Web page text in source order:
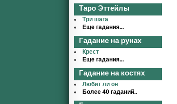
Таро Эттейлы
Три шага
Еще гадания...
Гадание на рунах
Крест
Еще гадания...
Гадание на костях
Любит ли он
Более 40 гаданий..